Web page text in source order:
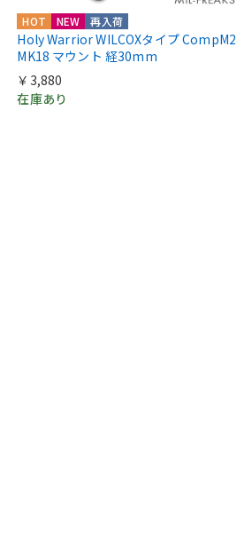
HOT NEW 再入荷
Holy Warrior WILCOXタイプ CompM2
MK18 マウント 経30mm
￥3,880
在庫あり